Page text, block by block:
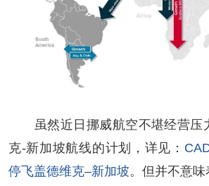
虽然近日挪威航空不堪经营压
克-新加坡航线的计划，详见：
停飞盖德维克–新加坡。但并不意